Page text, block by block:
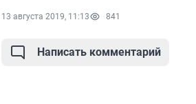
13 августа 2019, 11:13 841
Написать комментарий